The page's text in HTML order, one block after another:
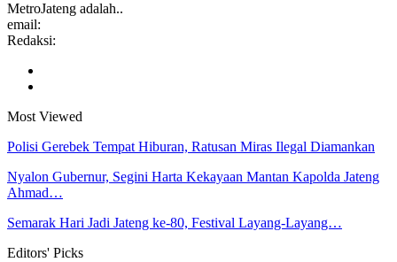
MetroJateng adalah..
email:
Redaksi:
Most Viewed
Polisi Gerebek Tempat Hiburan, Ratusan Miras Ilegal Diamankan
Nyalon Gubernur, Segini Harta Kekayaan Mantan Kapolda Jateng
Ahmad…
Semarak Hari Jadi Jateng ke-80, Festival Layang-Layang…
Editors' Picks